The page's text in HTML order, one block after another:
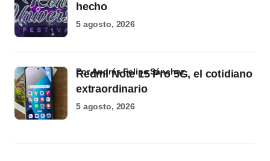
hecho
5 agosto, 2026
Redmi Note 15 Pro 5G, el cotidiano
extraordinario
por Andrés Felipe Sánchez
5 agosto, 2026